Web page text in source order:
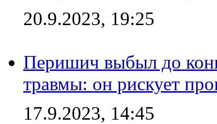
20.9.2023, 19:25
Перишич выбыл до
травмы: он рискует
17.9.2023, 14:45